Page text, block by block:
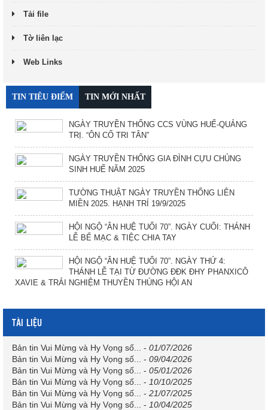
Tải file
Tờ liên lạc
Web Links
TIN TIÊU ĐIỂM TIN MỚI NHẤT
NGÀY TRUYỀN THỐNG CCS VÙNG HUẾ-QUẢNG
TRỊ. “ÔN CỐ TRI TÂN”
NGÀY TRUYỀN THỐNG GIA ĐÌNH CỰU CHỦNG
SINH HUẾ NĂM 2025
TƯỜNG THUẬT NGÀY TRUYỀN THỐNG LIÊN
MIỀN 2025. HẠNH TRÍ 19/9/2025
HỘI NGỘ “ÂN HUỆ TUỔI 70”. NGÀY CUỐI: THÁNH
LỄ BẾ MẠC & TIỆC CHIA TAY
HỘI NGỘ “ÂN HUỆ TUỔI 70”. NGÀY THỨ 4:
THÁNH LỄ TẠI TỪ ĐƯỜNG ĐĐK ĐHY PHANXICÔ
XAVIE & TRẢI NGHIỆM THUYỀN THÚNG HỘI AN
TÀI LIỆU
Bản tin Vui Mừng và Hy Vọng số... - 01/07/2026
Bản tin Vui Mừng và Hy Vọng số...
- 09/04/2026
Bản tin Vui Mừng và Hy Vọng số...
- 05/01/2026
Bản tin Vui Mừng và Hy Vọng số...
- 10/10/2025
Bản tin Vui Mừng và Hy Vọng số...
- 21/07/2025
Bản tin Vui Mừng và Hy Vọng số...
- 10/04/2025